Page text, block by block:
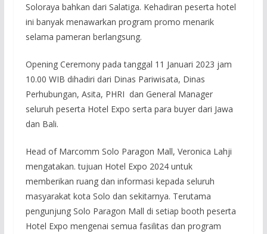
Soloraya bahkan dari Salatiga. Kehadiran peserta hotel
ini banyak menawarkan program promo menarik
selama pameran berlangsung.
Opening Ceremony pada tanggal 11 Januari 2023 jam
10.00 WIB dihadiri dari Dinas Pariwisata, Dinas
Perhubungan, Asita, PHRI dan General Manager
seluruh peserta Hotel Expo serta para buyer dari Jawa
dan Bali.
Head of Marcomm Solo Paragon Mall, Veronica Lahji
mengatakan. tujuan Hotel Expo 2024 untuk
memberikan ruang dan informasi kepada seluruh
masyarakat kota Solo dan sekitarnya. Terutama
pengunjung Solo Paragon Mall di setiap booth peserta
Hotel Expo mengenai semua fasilitas dan program